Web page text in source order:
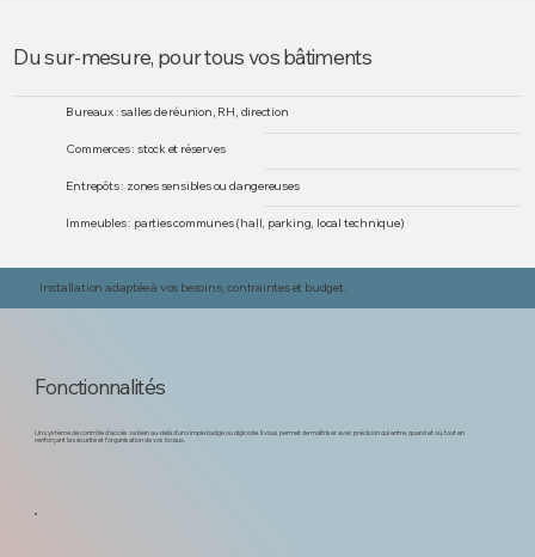
Du sur-mesure, pour tous vos bâtiments
Bureaux : salles de réunion, RH, direction
Commerces : stock et réserves
Entrepôts : zones sensibles ou dangereuses
Immeubles : parties communes (hall, parking, local technique)
Installation adaptée à vos besoins, contraintes et budget.
Fonctionnalités
Un système de contrôle d’accès va bien au-delà d’un simple badge ou digicode. Il vous permet de maîtriser avec précision qui entre, quand et où, tout en
renforçant la sécurité et l’organisation de vos locaux.